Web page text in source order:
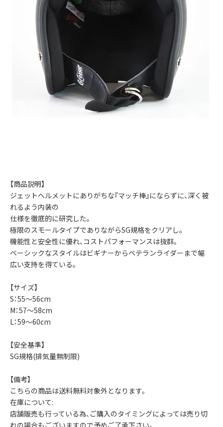
【商品説明】
ジェットヘルメットにありがちな『マッチ棒』にならずに、深く被
れるよう内装の
仕様を徹底的に研究した。
極限のスモールタイプでありながらSG規格をクリアし。
機能性と安全性に優れ、コストパフォーマンスは抜群。
ベーシックなスタイルはビギナーからベテランライダーまで幅
広い支持を得ている。
【サイズ】
S：55～56cm
M：57～58cm
L：59～60cm
【安全基準】
SG規格(排気量無制限)
【備考】
こちらの商品は送料無料対象外となります。
在庫について:
店舗販売も行っている為、ご購入のタイミングによっては売り切
れの場合もございますので予めご了承下さい。